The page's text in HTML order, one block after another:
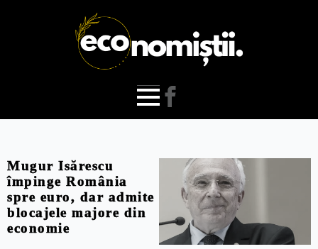
Mugur Isărescu
împinge România
spre euro, dar admite
blocajele majore din
economie